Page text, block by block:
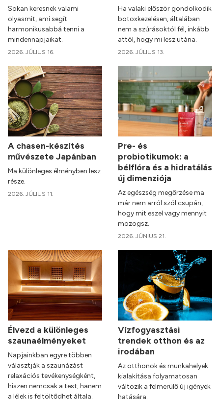
Sokan keresnek valami
olyasmit, ami segít
harmonikusabbá tenni a
mindennapjaikat.
2026. JÚLIUS 16.
Ha valaki először gondolkodik
botoxkezelésen, általában
nem a szúrásoktól fél, inkább
attól, hogy mi lesz utána.
2026. JÚLIUS 13.
A chasen-készítés
művészete Japánban
Ma különleges élményben lesz
része.
2026. JÚLIUS 11.
Pre- és
probiotikumok: a
bélflóra és a hidratálás
új dimenziója
Az egészség megőrzése ma
már nem arról szól csupán,
hogy mit eszel vagy mennyit
mozogsz.
2026. JÚNIUS 21.
Élvezd a különleges
szaunaélményeket
Napjainkban egyre többen
választják a szaunázást
relaxációs tevékenységként,
hiszen nemcsak a test, hanem
a lélek is feltöltődhet általa.
Vízfogyasztási
trendek otthon és az
irodában
Az otthonok és munkahelyek
kialakítása folyamatosan
változik a felmerülő új igények
hatására.